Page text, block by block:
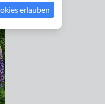
erlauben